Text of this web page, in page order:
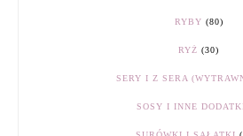
RYBY (80)
RYŻ (30)
SERY I Z SERA
SOSY I INNE